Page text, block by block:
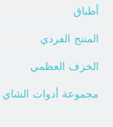
أطباق
المنتج الفردي
الخزف العظمي
مجموعة أدوات الشاي